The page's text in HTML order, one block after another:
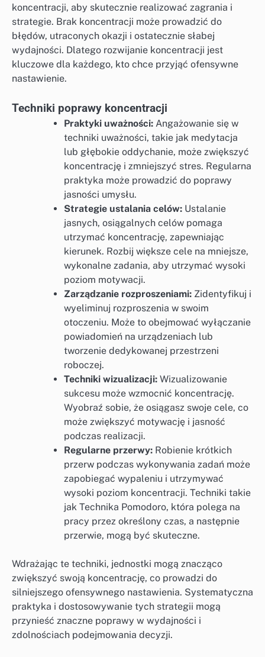
koncentracji, aby skutecznie realizować zagrania i
strategie. Brak koncentracji może prowadzić do
błędów, utraconych okazji i ostatecznie słabej
wydajności. Dlatego rozwijanie koncentracji jest
kluczowe dla każdego, kto chce przyjąć ofensywne
nastawienie.
Techniki poprawy koncentracji
Praktyki uważności: Angażowanie się w
techniki uważności, takie jak medytacja
lub głębokie oddychanie, może zwiększyć
koncentrację i zmniejszyć stres. Regularna
praktyka może prowadzić do poprawy
jasności umysłu.
Strategie ustalania celów: Ustalanie
jasnych, osiągalnych celów pomaga
utrzymać koncentrację, zapewniając
kierunek. Rozbij większe cele na mniejsze,
wykonalne zadania, aby utrzymać wysoki
poziom motywacji.
Zarządzanie rozproszeniami: Zidentyfikuj i
wyeliminuj rozproszenia w swoim
otoczeniu. Może to obejmować wyłączanie
powiadomień na urządzeniach lub
tworzenie dedykowanej przestrzeni
roboczej.
Techniki wizualizacji: Wizualizowanie
sukcesu może wzmocnić koncentrację.
Wyobraź sobie, że osiągasz swoje cele, co
może zwiększyć motywację i jasność
podczas realizacji.
Regularne przerwy: Robienie krótkich
przerw podczas wykonywania zadań może
zapobiegać wypaleniu i utrzymywać
wysoki poziom koncentracji. Techniki takie
jak Technika Pomodoro, która polega na
pracy przez określony czas, a następnie
przerwie, mogą być skuteczne.
Wdrażając te techniki, jednostki mogą znacząco
zwiększyć swoją koncentrację, co prowadzi do
silniejszego ofensywnego nastawienia. Systematyczna
praktyka i dostosowywanie tych strategii mogą
przynieść znaczne poprawy w wydajności i
zdolnościach podejmowania decyzji.